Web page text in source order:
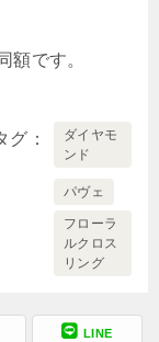
額です。
グ
ダイヤモ
ンド
パヴェ
フローラ
ルクロス
リング
LINE